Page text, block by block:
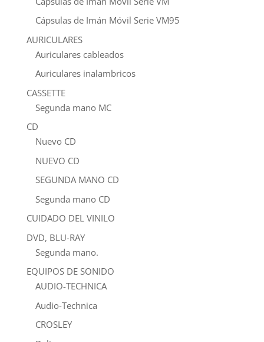
Cápsulas de Imán Móvil Serie VM95
AURICULARES
Auriculares cableados
Auriculares inalambricos
CASSETTE
Segunda mano MC
CD
Nuevo CD
NUEVO CD
SEGUNDA MANO CD
Segunda mano CD
CUIDADO DEL VINILO
DVD, BLU-RAY
Segunda mano.
EQUIPOS DE SONIDO
AUDIO-TECHNICA
Audio-Technica
CROSLEY